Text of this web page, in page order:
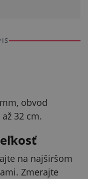
obvod
32 cm.
na najširšom
Zmerajte